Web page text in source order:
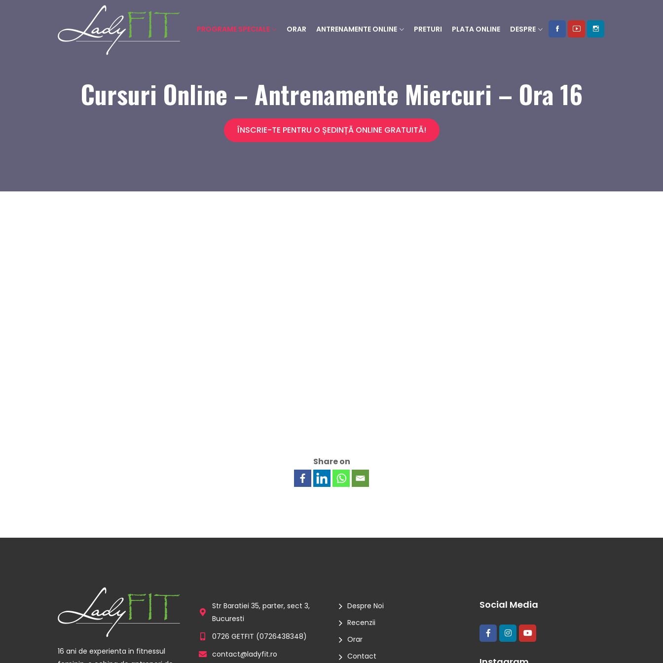
PROGRAME SPECIALE ORAR ANTRENAMENTE ONLINE PRETURI PLATA ONLINE DESPRE
Cursuri Online – Antrenamente Miercuri – Ora 16
ÎNSCRIE-TE PENTRU O ȘEDINȚĂ ONLINE GRATUITĂ!
Share on
16 ani de experienta in fitnessul
Str Baratiei 35, parter, sect 3,
Bucuresti
0726 GETFIT (0726438348)
contact@ladyfit.ro
Despre Noi
Recenzii
Orar
Contact
Social Media